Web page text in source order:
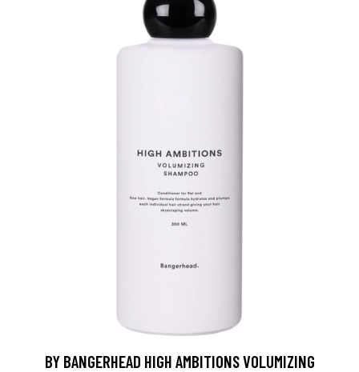
BY BANGERHEAD HIGH AMBITIONS VOLUMIZING